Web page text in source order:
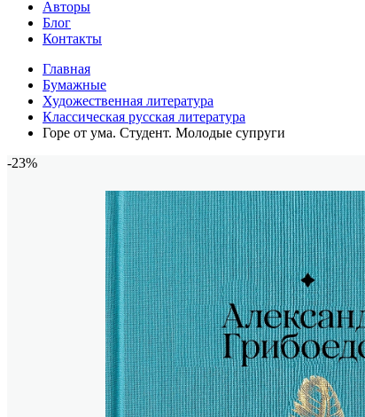
Авторы
Блог
Контакты
Главная
Бумажные
Художественная литература
Классическая русская литература
Горе от ума. Студент. Молодые супруги
-23%